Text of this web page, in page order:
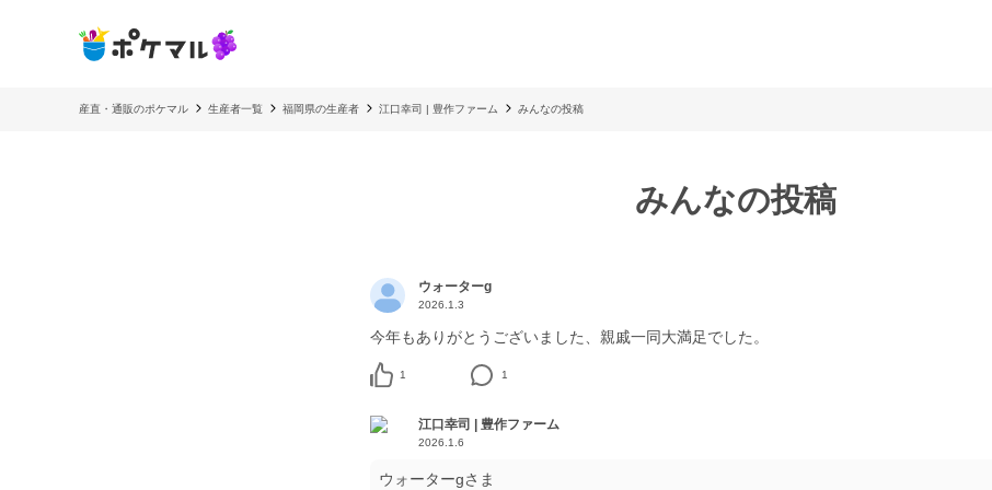
産直・通販のポケマル 生産者一覧 福岡県の生産者 江口幸司 | 豊作ファーム みんなの投稿
みんなの投稿
ウォーターg
2026.1.3
1 1
江口幸司 | 豊作ファーム
2026.1.6
ウォーターgさま